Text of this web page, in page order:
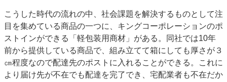
こうした時代の流れの中、社会課題を解決するものとして注
目を集めている商品の一つに、キングコーポレーションのポ
ストインができる「軽包装用商材」がある。同社では10年
前から提供している商品で、組み立てて箱にしても厚さが３
㎝程度なので配達先のポストに入れることができる。これに
より届け先が不在でも配達を完了でき、宅配業者も不在だか